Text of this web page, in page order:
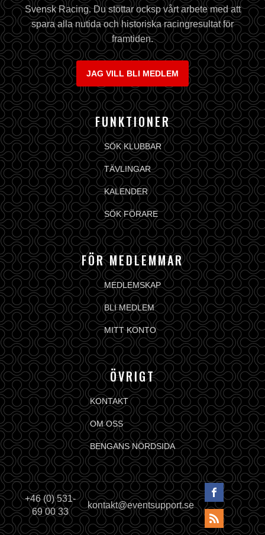
Svensk Racing. Du stöttar ocksp vårt arbete med att
spara alla nutida och historiska racingresultat för
framtiden.
JAG VILL BLI MEDLEM
FUNKTIONER
SÖK KLUBBAR
TÄVLINGAR
KALENDER
SÖK FÖRARE
FÖR MEDLEMMAR
MEDLEMSKAP
BLI MEDLEM
MITT KONTO
ÖVRIGT
KONTAKT
OM OSS
BENGANS NÖRDSIDA
+46 (0) 531-
69 00 33
kontakt@eventsupport.se